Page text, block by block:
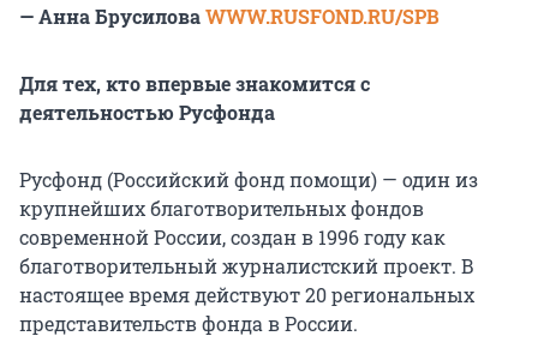
— Анна БрусиловаWWW.RUSFOND.RU/SPB
Для тех, кто впервые знакомится с
деятельностью Русфонда
Русфонд (Российский фонд помощи) — один из
крупнейших благотворительных фондов
современной России, создан в 1996 году как
благотворительный журналистский проект. В
настоящее время действуют 20 региональных
представительств фонда в России.